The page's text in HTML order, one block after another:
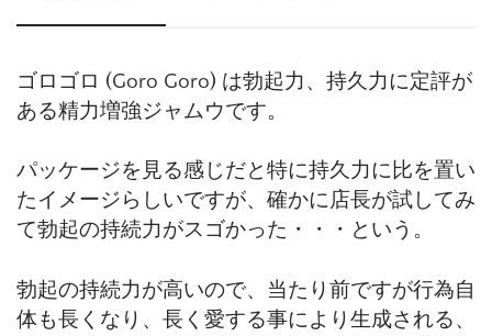
ゴロゴロ (Goro Goro) は勃起力、持久力に定評が
ある精力増強ジャムウです。
パッケージを見る感じだと特に持久力に比を置い
たイメージらしいですが、確かに店長が試してみ
て勃起の持続力がスゴかった・・・という。
勃起の持続力が高いので、当たり前ですが行為自
体も長くなり、長く愛する事により生成される、